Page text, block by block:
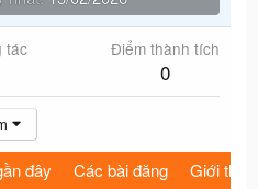
tác Điểm thành tích
0
đây Các bài đăng Giới thiệu